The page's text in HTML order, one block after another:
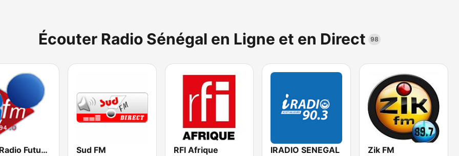
Écouter Radio Sénégal en Ligne et en Direct 98
RFM Radio Futurs Medias 94.0 FM Sud FM RFI Afrique IRADIO SENEGAL Zik FM